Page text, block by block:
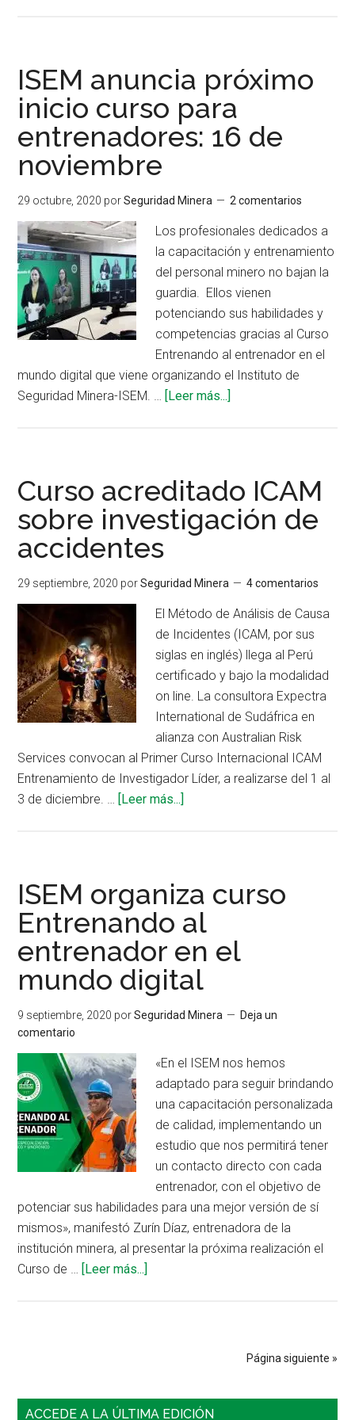
Consorcio
HEUMA
ofrecen
a
la
abierta
sobre
minería
y
futuro
ISEM anuncia próximo
inicio curso para
entrenadores: 16 de
noviembre
29 octubre, 2020 porSeguridad Minera 2 comentarios
Los profesionales dedicados a
la capacitación y entrenamiento
del personal minero no bajan la
guardia. Ellos vienen
potenciando sus habilidades y
competencias gracias al Curso
Entrenando al entrenador en el
mundo digital que viene organizando el Instituto de
Seguridad Minera-ISEM. … [Leer más...]
próximo
inicio
curso
16
noviembre
Curso acreditado ICAM
sobre investigación de
accidentes
29 septiembre, 2020 porSeguridad Minera 4 comentarios
El Método de Análisis de Causa
de Incidentes (ICAM, por sus
siglas en inglés) llega al Perú
certificado y bajo la modalidad
on line. La consultora Expectra
International de Sudáfrica en
alianza con Australian Risk
Services convocan al Primer Curso Internacional ICAM
Entrenamiento de Investigador Líder, a realizarse del 1 al
3 de diciembre. … [Leer más...]
sobre
investigación
de
accidentes
ISEM organiza curso
Entrenando al
entrenador en el
mundo digital
9 septiembre, 2020 porSeguridad Minera
Deja un
comentario
«En el ISEM nos hemos
adaptado para seguir brindando
una capacitación personalizada
de calidad, implementando un
estudio que nos permitirá tener
un contacto directo con cada
entrenador, con el objetivo de
potenciar sus habilidades para una mejor versión de sí
mismos», manifestó Zurín Díaz, entrenadora de la
institución minera, al presentar la próxima realización el
Curso de … [Leer más...]
entrenador
Página siguiente »
Barra
ACCEDE A LA ÚLTIMA EDICIÓN